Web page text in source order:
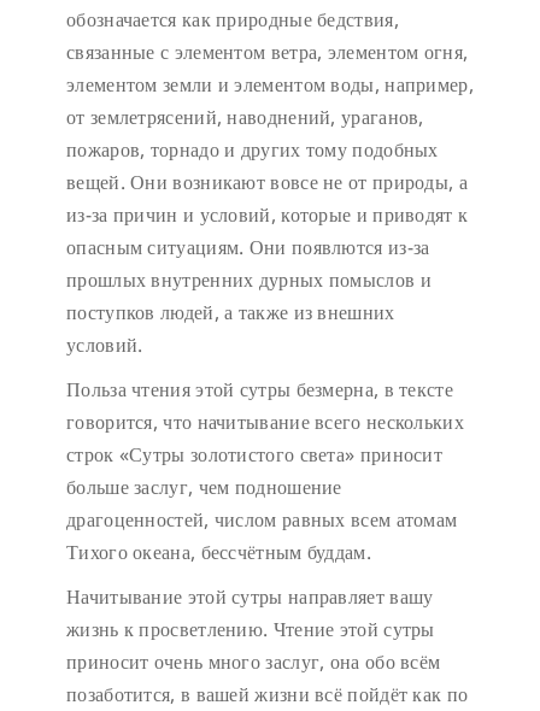
обозначается как природные бедствия,
связанные с элементом ветра, элементом огня,
элементом земли и элементом воды, например,
от землетрясений, наводнений, ураганов,
пожаров, торнадо и других тому подобных
вещей. Они возникают вовсе не от природы, а
из-за причин и условий, которые и приводят к
опасным ситуациям. Они появлются из-за
прошлых внутренних дурных помыслов и
поступков людей, а также из внешних
условий.
Польза чтения этой сутры безмерна, в тексте
говорится, что начитывание всего нескольких
строк «Сутры золотистого света» приносит
больше заслуг, чем подношение
драгоценностей, числом равных всем атомам
Тихого океана, бессчётным буддам.
Начитывание этой сутры направляет вашу
жизнь к просветлению. Чтение этой сутры
приносит очень много заслуг, она обо всём
позаботится, в вашей жизни всё пойдёт как по